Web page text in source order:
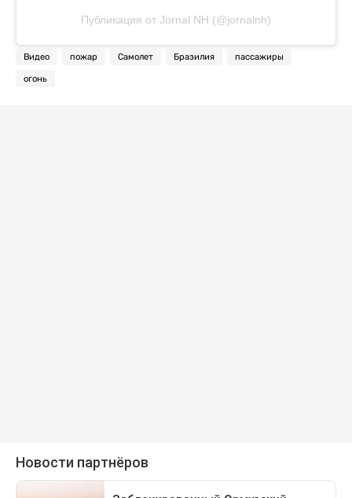
Публикация от Jornal NH (@jornalnh)
Видео пожар Самолет Бразилия пассажиры
огонь